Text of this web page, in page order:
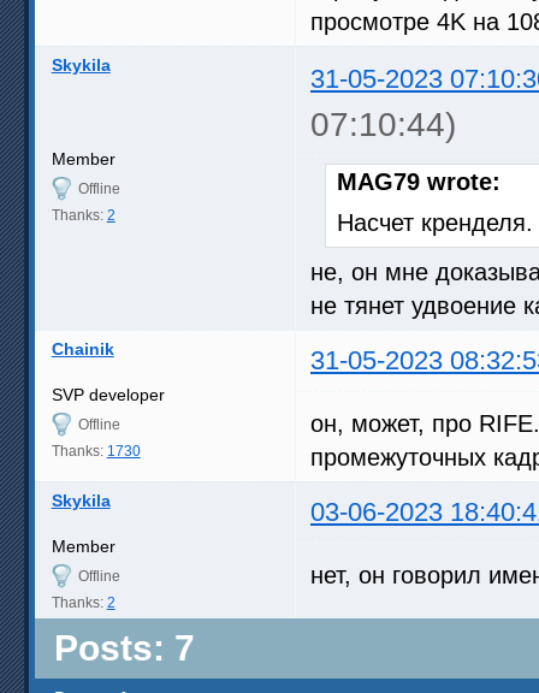
просмотре 4K на
Skykila 31-05-2023
07:10:44)
Member
Offline
Thanks: 2
MAG79 wrote:
Насчет кренделя.
не, он мне
не тянет удвоение
Chainik 31-05-2023
SVP developer
Offline
Thanks: 1730
он, может, про
промежуточных
Skykila 03-06-2023
Member
Offline
Thanks: 2
нет, он говорил
Posts: 7